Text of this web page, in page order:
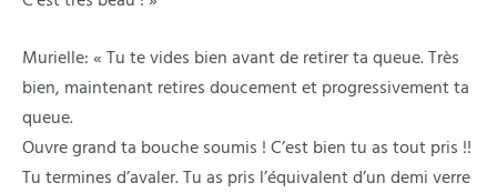
Murielle: « Tu te vides bien avant de retirer ta queue. Très
bien, maintenant retires doucement et progressivement ta
queue.
Ouvre grand ta bouche soumis ! C’est bien tu as tout pris !!
Tu termines d’avaler. Tu as pris l’équivalent d’un demi verre